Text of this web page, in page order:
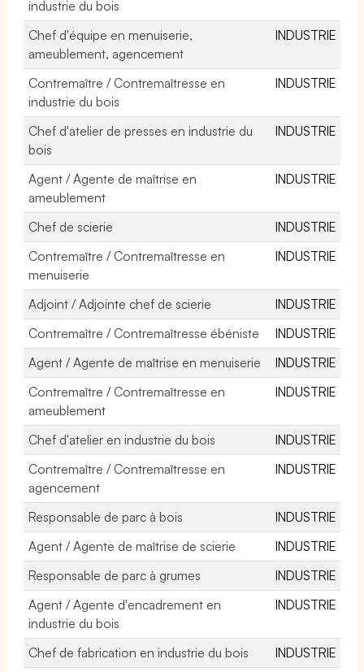
industrie du bois
Chef d'équipe en menuiserie,
ameublement, agencement
INDUSTRIE
Contremaître / Contremaîtresse en
industrie du bois
INDUSTRIE
Chef d'atelier de presses en industrie du
bois
INDUSTRIE
Agent / Agente de maîtrise en
ameublement
INDUSTRIE
Chef de scierie
INDUSTRIE
Contremaître / Contremaîtresse en
menuiserie
INDUSTRIE
Adjoint / Adjointe chef de scierie
INDUSTRIE
Contremaître / Contremaîtresse ébéniste
INDUSTRIE
Agent / Agente de maîtrise en menuiserie
INDUSTRIE
Contremaître / Contremaîtresse en
ameublement
INDUSTRIE
Chef d'atelier en industrie du bois
INDUSTRIE
Contremaître / Contremaîtresse en
agencement
INDUSTRIE
Responsable de parc à bois
INDUSTRIE
Agent / Agente de maîtrise de scierie
INDUSTRIE
Responsable de parc à grumes
INDUSTRIE
Agent / Agente d'encadrement en
industrie du bois
INDUSTRIE
Chef de fabrication en industrie du bois
INDUSTRIE